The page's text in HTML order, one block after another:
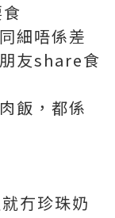
細唔係差
友share食
飯，都係
冇珍珠奶